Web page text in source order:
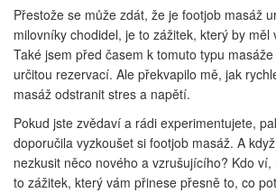
Přestože se může zdát, že je footjob masáž
milovníky chodidel, je to zážitek, který by měl
Také jsem před časem k tomuto typu
určitou rezervací. Ale překvapilo mě, jak
masáž odstranit stres a napětí.
Pokud jste zvědaví a rádi experimentujete,
doporučila vyzkoušet si footjob masáž. A
nezkusit něco nového a vzrušujícího? Kdo
to zážitek, který vám přinese přesně to, co